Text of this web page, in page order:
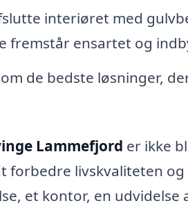
interiøret med
fremstår ensartet og
de bedste løsninger,
Lammefjord er ikke
forbedre livskvaliteten
et kontor, en udvidelse